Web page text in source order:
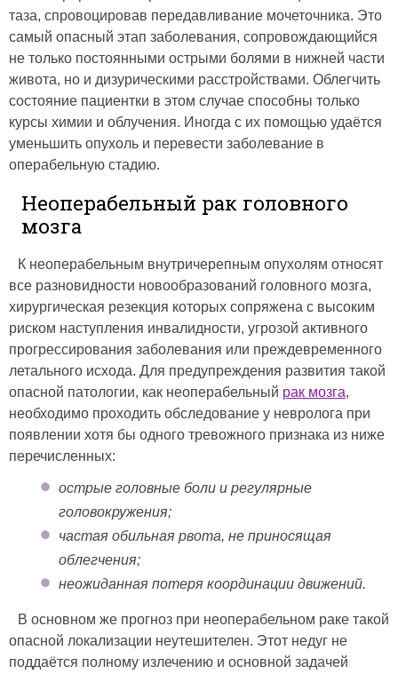
таза, спровоцировав передавливание мочеточника. Это
самый опасный этап заболевания, сопровождающийся
не только постоянными острыми болями в нижней части
живота, но и дизурическими расстройствами. Облегчить
состояние пациентки в этом случае способны только
курсы химии и облучения. Иногда с их помощью удаётся
уменьшить опухоль и перевести заболевание в
операбельную стадию.
Неоперабельный рак головного
мозга
К неоперабельным внутричерепным опухолям относят
все разновидности новообразований головного мозга,
хирургическая резекция которых сопряжена с высоким
риском наступления инвалидности, угрозой активного
прогрессирования заболевания или преждевременного
летального исхода. Для предупреждения развития такой
опасной патологии, как неоперабельный рак мозга,
необходимо проходить обследование у невролога при
появлении хотя бы одного тревожного признака из ниже
перечисленных:
острые головные боли и регулярные
головокружения;
частая обильная рвота, не приносящая
облегчения;
неожиданная потеря координации движений.
В основном же прогноз при неоперабельном раке такой
опасной локализации неутешителен. Этот недуг не
поддаётся полному излечению и основной задачей